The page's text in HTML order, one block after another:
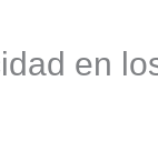
en